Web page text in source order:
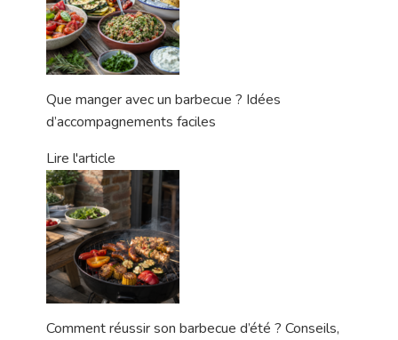
Que manger avec un barbecue ? Idées
d’accompagnements faciles
Lire l'article
Comment réussir son barbecue d’été ? Conseils,